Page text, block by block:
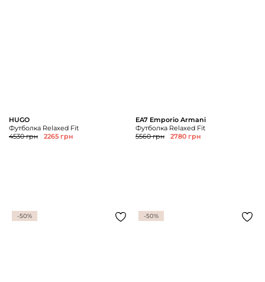
HUGO
Футболка Relaxed Fit
4530 грн
2265 грн
EA7 Emporio Armani
Футболка Relaxed Fit
5560 грн
2780 грн
-50% -50%